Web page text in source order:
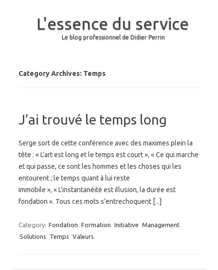
L'essence du service
Le blog professionnel de Didier Perrin
Category Archives: Temps
J’ai trouvé le temps long
Serge sort de cette conférence avec des maximes plein la
tête : « L’art est long et le temps est court », « Ce qui marche
et qui passe, ce sont les hommes et les choses qui les
entourent ; le temps quant à lui reste
immobile », « L’instantanéité est illusion, la durée est
fondation ». Tous ces mots s’entrechoquent [...]
Category: Fondation Formation Initiative Management
Solutions
Temps Valeurs